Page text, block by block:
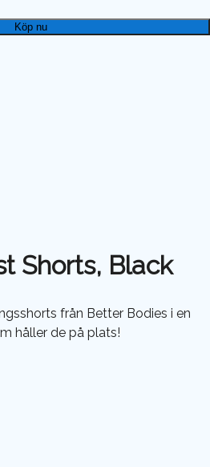
Köp nu
Shorts, Black
från Better Bodies i en
håller de på plats!